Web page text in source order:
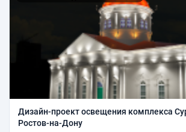
Дизайн-проект освещения комплекса
Ростов-на-Дону